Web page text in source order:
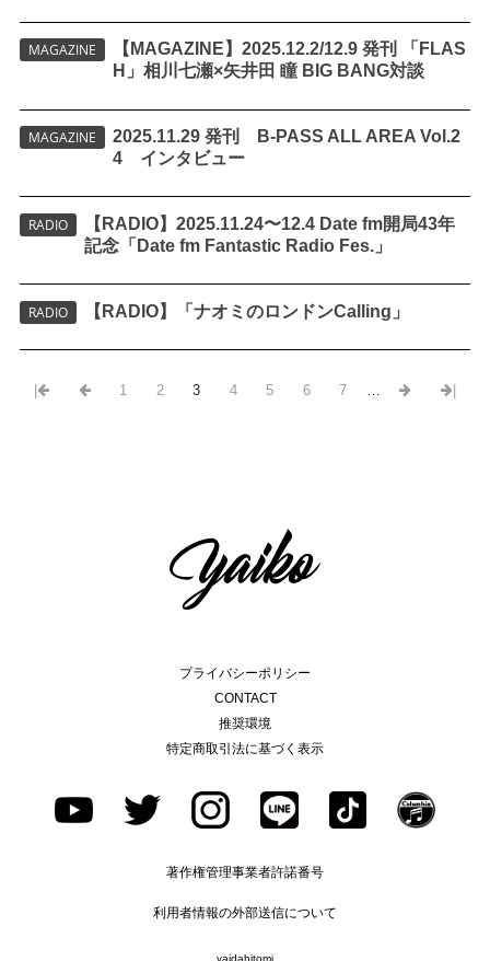
MAGAZINE
【MAGAZINE】2025.12.2/12.9 発刊 「FLAS
H」相川七瀬×矢井田 瞳 BIG BANG対談
MAGAZINE
2025.11.29 発刊 B-PASS ALL AREA Vol.2
4 インタビュー
RADIO
【RADIO】2025.11.24〜12.4 Date fm開局43年
記念「Date fm Fantastic Radio Fes.」
RADIO 【RADIO】「ナオミのロンドンCalling」
| 1 2 3 4 5 6 7 |
プライバシーポリシー
CONTACT
推奨環境
特定商取引法に基づく表示
著作権管理事業者許諾番号
利用者情報の外部送信について